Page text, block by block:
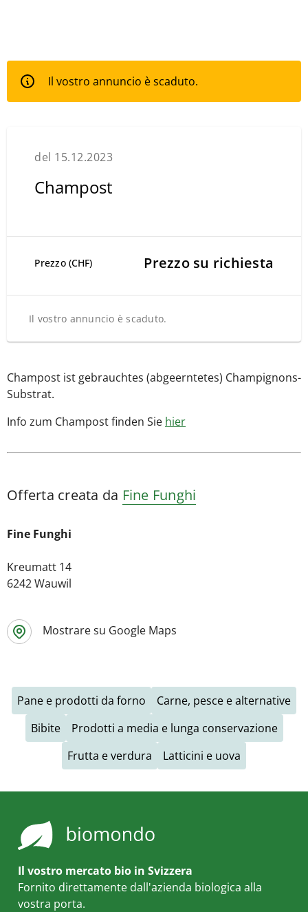
Il vostro annuncio è scaduto.
del 15.12.2023
Champost
Prezzo (CHF) Prezzo su richiesta
Il vostro annuncio è scaduto.
Champost ist gebrauchtes (abgeerntetes) Champignons-
Substrat.
Info zum Champost finden Sie hier
Offerta creata da Fine Funghi
Fine Funghi
Kreumatt 14
6242 Wauwil
Mostrare su Google Maps
Pane e prodotti da forno
Carne, pesce e alternative
Bibite
Prodotti a media e lunga conservazione
Frutta e verdura
Latticini e uova
Il vostro mercato bio in Svizzera
Fornito direttamente dall'azienda biologica alla
vostra porta.